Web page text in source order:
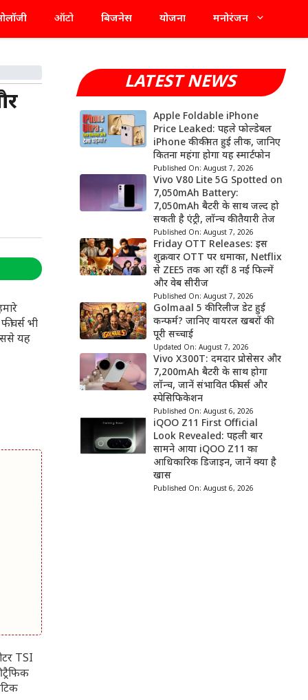
ऑटो बिजनेस योजना मनोरंजन
भी
यह
TSI
LATEST NEWS
Apple Foldable iPhone
Price Leaked: पहले फोल्डेबल
iPhone की कीमत हुई लीक, जानिए
कितना महंगा होगा यह स्मार्टफोन
Published On: August 7, 2026
Vivo V80 Lite 5G Spotted on
7,050mAh Battery:
7,050mAh बैटरी के साथ जल्द हो
सकती है एंट्री, लॉन्च की तैयारी तेज
Published On: August 7, 2026
Friday OTT Releases: इस
शुक्रवार OTT पर धमाका, Netflix
से ZEE5 तक आ रहीं 8 नई फिल्में
और वेब सीरीज
Published On: August 7, 2026
Golmaal 5 की रिलीज डेट हुई
कन्फर्म? जानिए वायरल खबरों की
पूरी सच्चाई
Updated On: August 7, 2026
Vivo X300T: दमदार प्रोसेसर और
7,200mAh बैटरी के साथ होगा
लॉन्च, जानें संभावित फीचर्स और
स्पेसिफिकेशन
Published On: August 6, 2026
iQOO Z11 First Official
Look Revealed: पहली बार
सामने आया iQOO Z11 का
आधिकारिक डिजाइन, जानें क्या है
खास
Published On: August 6, 2026